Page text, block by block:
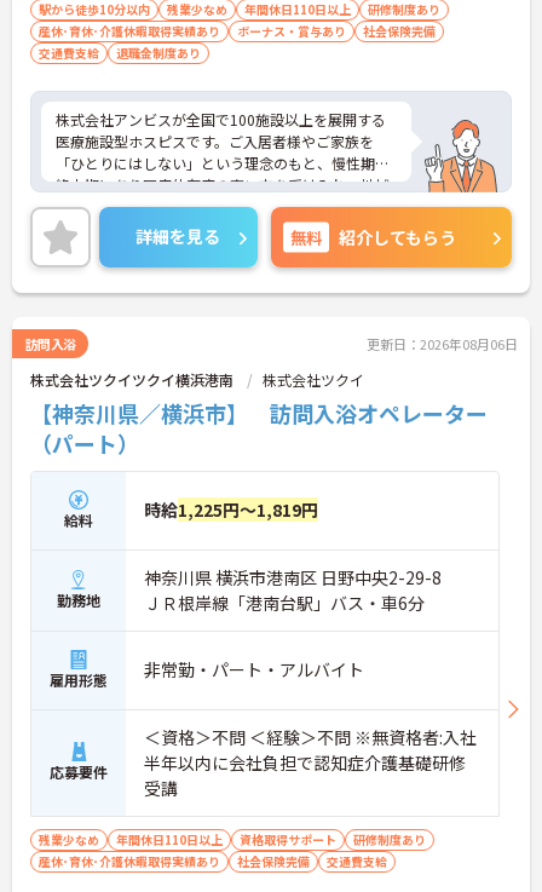
歓迎
駅から徒歩10分以内 残業少なめ 年間休日110日以上
研修制度あり
産休･育休･介護休暇取得実績あり
ボーナス・賞与あり
社会保険完備
交通費支給
退職金制度あり
株式会社アンビスが全国で100施設以上を展開する
医療施設型ホスピスです。ご入居者様やご家族を
「ひとりにはしない」という理念のもと、慢性期や
終末期にあり医療依存度の高い方を受け入れ、地域
医療を支える社会的意義の高い事業を推進していま
す。現場には看護師が24時間常駐しています。急変
時の対応や医療行為は看護師が担当するため、初任
者研修や実務者研修の方も食事介助や入浴介助など
の生活を支えるケアに専念できる環境です。多職種
連携の体制がしっかりと整っています。働き方の面
では、夜勤明けの翌日が原則として公休となるほ
か、月平均の残業時間も5時間から7時間程度とかな
り少なめです。常勤スタッフの比率が90パーセント
を超えているため急な勤務変更が発生しにくく、あ
らかじめ決められた訪問予定表に沿って規則正しく
働けます。入職後は現場スタッフによるお一人おひ
とりに合わせた個別のOJT研修が実施されます。eラ
ーニングも導入されており、多職種と連携しながら
専門性を着実に深めていける環境が用意されていま
★おすすめPOINT★
のＯＪＴ研修を実施し、ｅラーニングを用いた学習
の機会も提供されます
・施設内には看護師が24時間常駐しており、急変時
の対応や専門的な医療処置は看護師が担当するため
負担が減ります
・介護スタッフと看護スタッフの比率が1対1で相談
しやすく、初任者研修や実務者研修からでも着実に
専門性を高められます
＜残業月7時間以下で身体の負担を軽減！＞
・常勤で働くスタッフの比率が90パーセント以上と
詳細を見る 無料 紹介してもらう
訪問入浴 更新日：2026年08月06日
株式会社ツクイツクイ横浜港南 株式会社ツクイ
【神奈川県／横浜市】 訪問入浴オペレーター
（パート）
給料 時給1,225円～1,819円
勤務地
神奈川県 横浜市港南区 日野中央2-29-8
ＪＲ根岸線「港南台駅」バス・車6分
雇用形態 非常勤・パート・アルバイト
応募要件
＜資格＞不問 ＜経験＞不問 ※無資格者:入社
半年以内に会社負担で認知症介護基礎研修
受講
残業少なめ 年間休日110日以上 資格取得サポート
研修制度あり
産休･育休･介護休暇取得実績あり
社会保険完備 交通費支給